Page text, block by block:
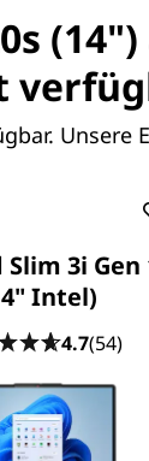
Das
auf und
zu 8 GB
Das
Vielzahl
Unsere
3i Gen
Intel)
4.7(54)